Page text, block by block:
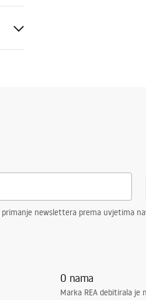
newslettera prema uvjetima
O nama
Marka REA debitirala je